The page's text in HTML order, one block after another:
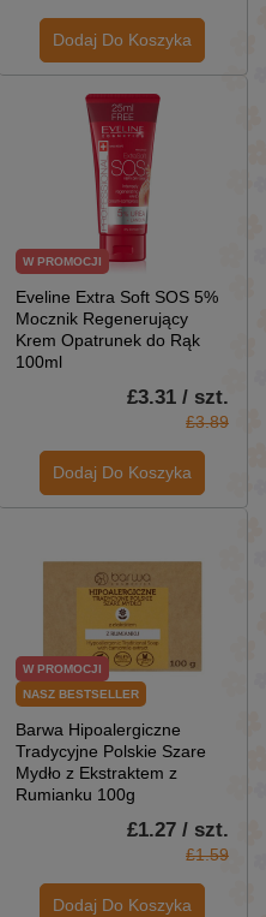
Dodaj Do Koszyka
W PROMOCJI
Eveline Extra Soft SOS 5%
Mocznik Regenerujący
Krem Opatrunek do Rąk
100ml
£3.31 / szt.
£3.89
Dodaj Do Koszyka
W PROMOCJI
NASZ BESTSELLER
Barwa Hipoalergiczne
Tradycyjne Polskie Szare
Mydło z Ekstraktem z
Rumianku 100g
£1.27 / szt.
£1.59
Dodaj Do Koszyka